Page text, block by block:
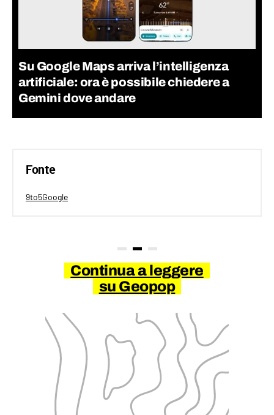
Su Google Maps arriva l’intelligenza
artificiale: ora è possibile chiedere a
Gemini dove andare
Fonte
9to5Google
Continua a leggere
su Geopop